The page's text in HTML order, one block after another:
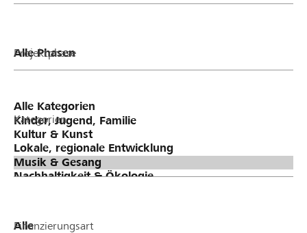
Projektphase
Kategorien
Finanzierungsart